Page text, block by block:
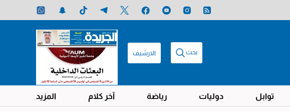
بحث الارشيف
توابل دوليات رياضة آخر كلام المزيد